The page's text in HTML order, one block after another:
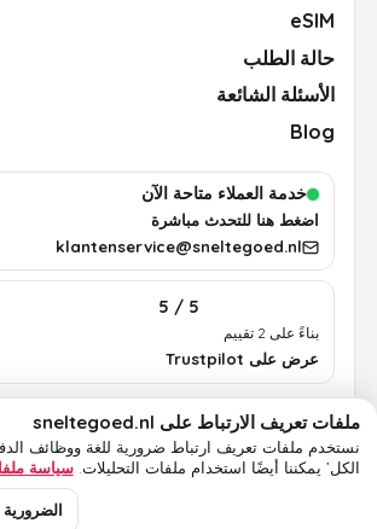
eSIM
حالة الطلب
الأسئلة الشائعة
Blog
خدمة العملاء متاحة الآن
اضغط هنا للتحدث مباشرة
klantenservice@sneltegoed.nl
5 / 5
بناءً على 2 تقييم
عرض على Trustpilot
الشروطالخصوصيةسياسة ملفات تعريف الارتباطملفات تعريف الارتباط على sneltegoed.nl
نستخدم ملفات تعريف ارتباط ضرورية للغة ووظائف
الكل’ يمكننا أيضًا استخدام ملفات التحليلات. سياسة